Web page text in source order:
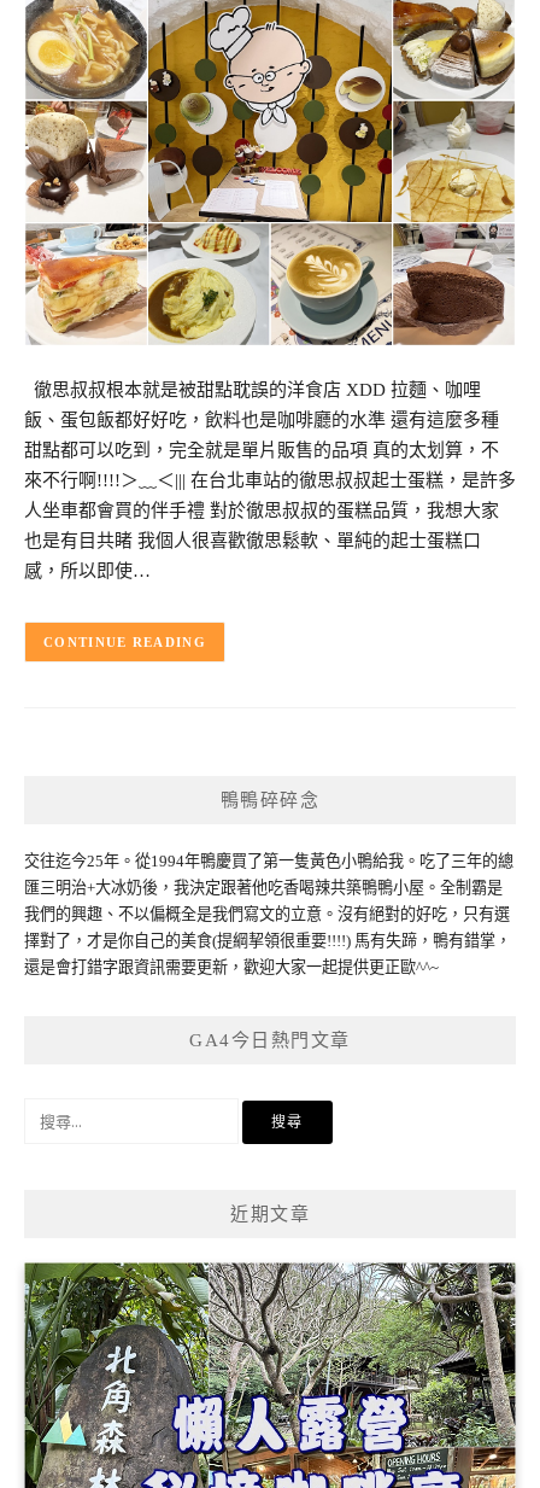
徹思叔叔根本就是被甜點耽誤的洋食店 XDD 拉麵、咖哩
飯、蛋包飯都好好吃，飲料也是咖啡廳的水準 還有這麼多種
甜點都可以吃到，完全就是單片販售的品項 真的太划算，不
來不行啊!!!!＞﹏＜||| 在台北車站的徹思叔叔起士蛋糕，是許多
人坐車都會買的伴手禮 對於徹思叔叔的蛋糕品質，我想大家
也是有目共睹 我個人很喜歡徹思鬆軟、單純的起士蛋糕口
感，所以即使…
CONTINUE READING
鴨鴨碎碎念
交往迄今25年。從1994年鴨慶買了第一隻黃色小鴨給我。吃了三年的總
匯三明治+大冰奶後，我決定跟著他吃香喝辣共築鴨鴨小屋。全制霸是
我們的興趣、不以偏概全是我們寫文的立意。沒有絕對的好吃，只有選
擇對了，才是你自己的美食(提綱挈領很重要!!!!) 馬有失蹄，鴨有錯掌，
還是會打錯字跟資訊需要更新，歡迎大家一起提供更正歐^^~
GA4今日熱門文章
近期文章